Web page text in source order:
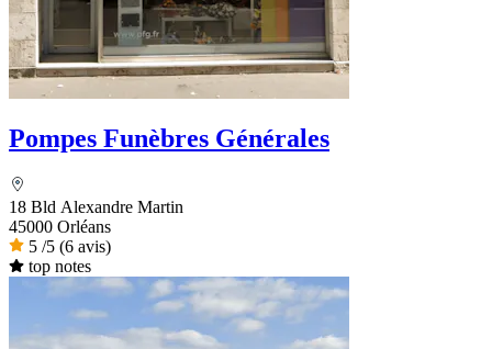
Pompes Funèbres Générales
18 Bld Alexandre Martin
45000 Orléans
5 /5 (6 avis)
top notes